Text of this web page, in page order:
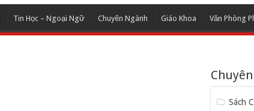
Tin Học – Ngoại Ngữ Chuyên Ngành Giáo Khoa Văn Phòng
Sách